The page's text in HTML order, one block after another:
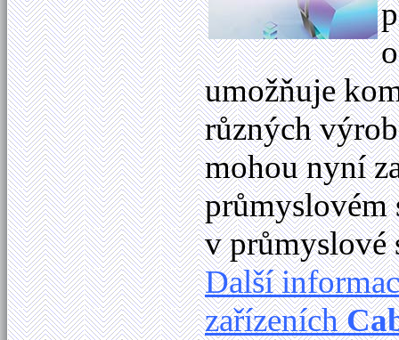
umožňuje
různých
mohou nyní
průmyslovém
v
Další
zařízeních